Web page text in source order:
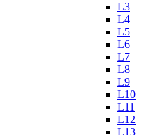
L3
L4
L5
L6
L7
L8
L9
L10
L11
L12
L13